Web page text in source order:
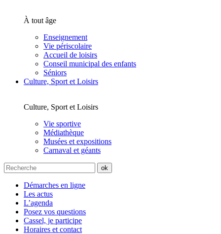
À tout âge
Enseignement
Vie périscolaire
Accueil de loisirs
Conseil municipal des enfants
Séniors
Culture, Sport et Loisirs
Culture, Sport et Loisirs
Vie sportive
Médiathèque
Musées et expositions
Carnaval et géants
Démarches en ligne
Les actus
L’agenda
Posez vos questions
Cassel, je participe
Horaires et contact